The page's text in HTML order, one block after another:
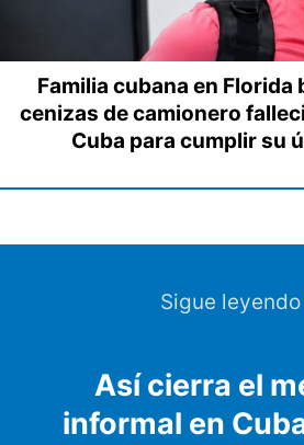
Familia cubana en Florida
cenizas de camionero
Cuba para cumplir su
Sigue